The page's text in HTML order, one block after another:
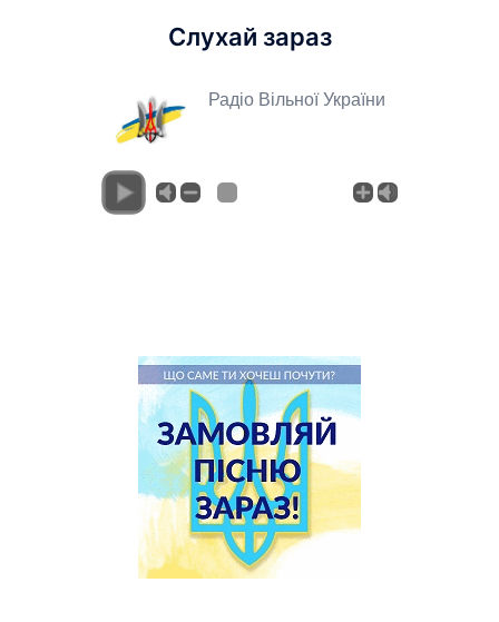
Слухай зараз
Радіо Вільної України